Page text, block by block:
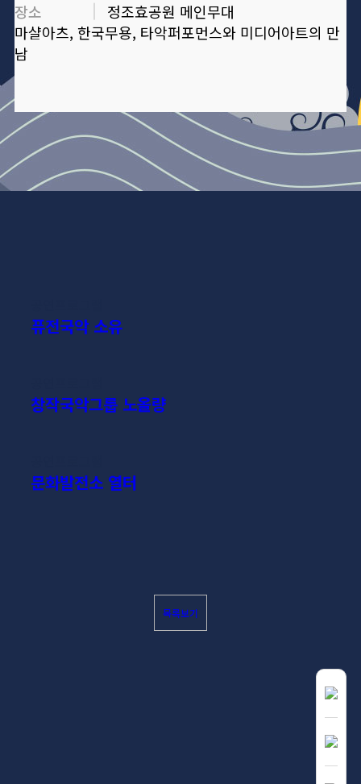
장소
정조효공원 메인무대
마샬아츠, 한국무용, 타악퍼포먼스와 미디어아트의 만
남
퓨전국악 소유
창작국악그룹 노올량
문화발전소 열터
목록보기